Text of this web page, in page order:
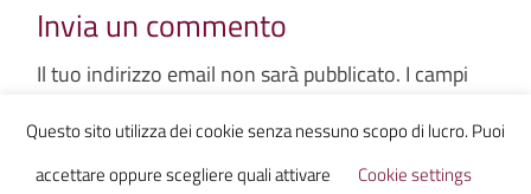
Invia un commento
Il tuo indirizzo email non sarà pubblicato. I campi
obbligatori sono contrassegnati
Questo sito utilizza dei cookie senza nessuno scopo di lucro. Puoi
accettare oppure scegliere quali attivare
Cookie settings